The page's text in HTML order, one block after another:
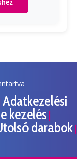
Adatkezelési
kezelés |
darabok|